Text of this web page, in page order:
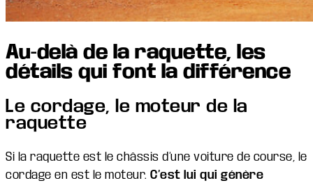
Au-delà de la raquette, les
détails qui font la différence
Le cordage, le moteur de la
raquette
Si la raquette est le châssis d’une voiture de course, le
cordage en est le moteur. C’est lui qui génère